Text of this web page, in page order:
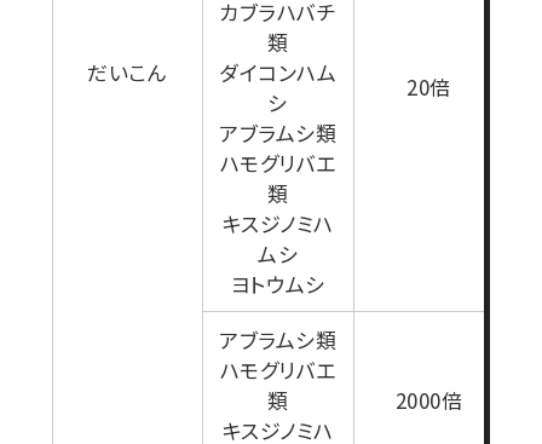
だいこん
カブラハバチ
類
ダイコンハム
シ
アブラムシ類
ハモグリバエ
類
キスジノミハ
ムシ
ヨトウムシ
20倍
アブラムシ類
ハモグリバエ
類
キスジノミハ
2000倍